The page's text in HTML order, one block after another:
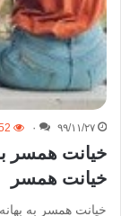
۹۹/۱۱/۲۷ ۰
خیانت همسر
خیانت همسر
خیانت همسر به